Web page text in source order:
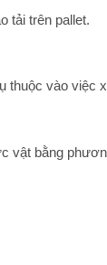
tải trên pallet.
thuộc vào việc
vật bằng